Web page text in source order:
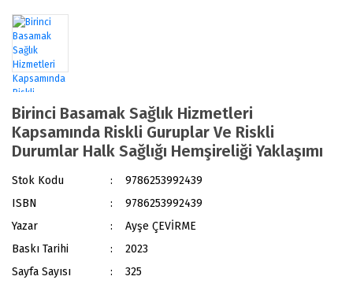
Birinci Basamak Sağlık Hizmetleri
Kapsamında Riskli Guruplar Ve Riskli
Durumlar Halk Sağlığı Hemşireliği Yaklaşımı
Stok Kodu
9786253992439
ISBN
9786253992439
Yazar
Ayşe ÇEVİRME
Baskı Tarihi
2023
Sayfa Sayısı
325